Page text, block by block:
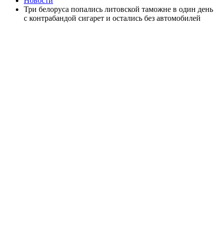
Три белоруса попались литовской таможне в один день
с контрабандой сигарет и остались без автомобилей